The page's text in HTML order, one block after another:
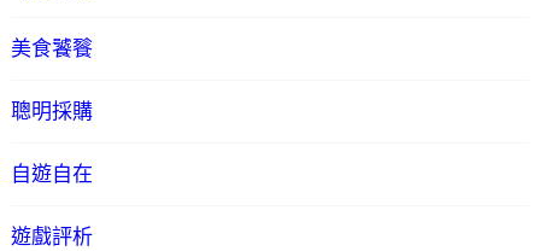
美食饕餮
聰明採購
自遊自在
遊戲評析